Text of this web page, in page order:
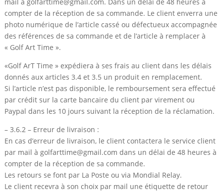
compter de la réception de sa commande. Le client enverra une
photo numérique de l’article cassé ou défectueux accompagnée
des références de sa commande et de l’article à remplacer à
« Golf Art Time ».
«Golf ArT Time » expédiera à ses frais au client dans les délais
donnés aux articles 3.4 et 3.5 un produit en remplacement.
Si l’article n’est pas disponible, le remboursement sera effectué
par crédit sur la carte bancaire du client par virement ou
Paypal dans les 10 jours suivant la réception de la réclamation.
– 3.6.2 – Erreur de livraison :
En cas d’erreur de livraison, le client contactera le service client
par mail à golfarttime@gmail.com dans un délai de 48 heures à
compter de la réception de sa commande.
Les retours se font par La Poste ou via Mondial Relay.
Le client recevra à son choix par mail une étiquette de retour